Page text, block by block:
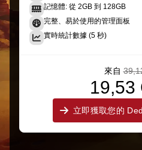
記憶體: 從 2GB 到 128GB
完整、易於使用的管理面板
實時統計數據 (5 秒)
來自
19,53
立即獲取您的